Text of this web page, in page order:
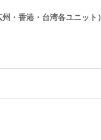
・香港・台湾各ユニット）